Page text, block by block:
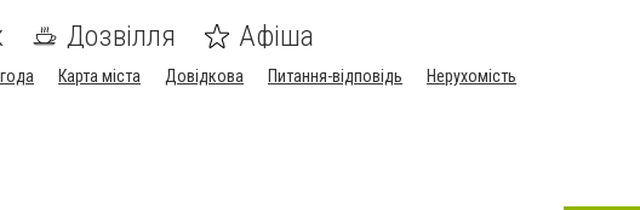
Дозвілля Афіша
Карта міста Довідкова Питання-відповідь
Нерухомість